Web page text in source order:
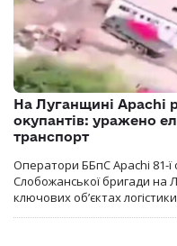
На Луганщині Apachi
окупантів: уражено
транспорт
Оператори ББпС Apachi 81-ї
Слобожанської бригади на
ключових об’єктах